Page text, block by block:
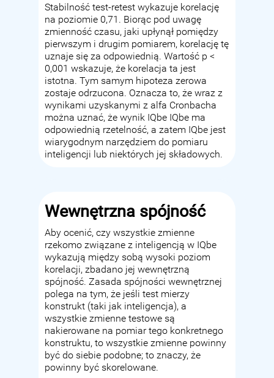
Stabilność test-retest wykazuje korelację
na poziomie 0,71. Biorąc pod uwagę
zmienność czasu, jaki upłynął pomiędzy
pierwszym i drugim pomiarem, korelację tę
uznaje się za odpowiednią. Wartość p <
0,001 wskazuje, że korelacja ta jest
istotna. Tym samym hipoteza zerowa
zostaje odrzucona. Oznacza to, że wraz z
wynikami uzyskanymi z alfa Cronbacha
można uznać, że wynik IQbe IQbe ma
odpowiednią rzetelność, a zatem IQbe jest
wiarygodnym narzędziem do pomiaru
inteligencji lub niektórych jej składowych.
Wewnętrzna spójność
Aby ocenić, czy wszystkie zmienne
rzekomo związane z inteligencją w IQbe
wykazują między sobą wysoki poziom
korelacji, zbadano jej wewnętrzną
spójność. Zasada spójności wewnętrznej
polega na tym, że jeśli test mierzy
konstrukt (taki jak inteligencja), a
wszystkie zmienne testowe są
nakierowane na pomiar tego konkretnego
konstruktu, to wszystkie zmienne powinny
być do siebie podobne; to znaczy, że
powinny być skorelowane.